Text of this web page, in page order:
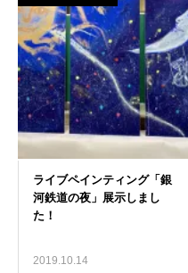
2019.10.14